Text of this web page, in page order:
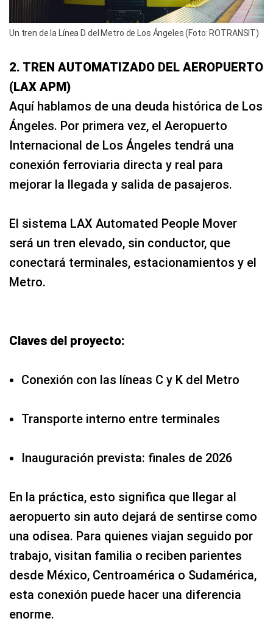
Un tren de la Línea D del Metro de Los Ángeles (Foto: ROTRANSIT)
2. TREN AUTOMATIZADO DEL AEROPUERTO
(LAX APM)
Aquí hablamos de una deuda histórica de Los
Ángeles. Por primera vez, el Aeropuerto
Internacional de Los Ángeles tendrá una
conexión ferroviaria directa y real para
mejorar la llegada y salida de pasajeros.
El sistema LAX Automated People Mover
será un tren elevado, sin conductor, que
conectará terminales, estacionamientos y el
Metro.
Claves del proyecto:
Conexión con las líneas C y K del Metro
Transporte interno entre terminales
Inauguración prevista: finales de 2026
En la práctica, esto significa que llegar al
aeropuerto sin auto dejará de sentirse como
una odisea. Para quienes viajan seguido por
trabajo, visitan familia o reciben parientes
desde México, Centroamérica o Sudamérica,
esta conexión puede hacer una diferencia
enorme.